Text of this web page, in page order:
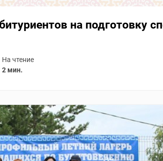
на подготовку
На чтение
2 мин.